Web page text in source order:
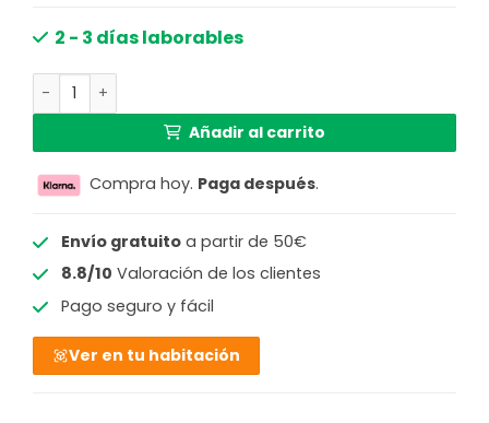
2 - 3 días laborables
Regleta cuatro focos grises Mexlite Gearwood cantidad
Añadir al carrito
Compra hoy. Paga después.
Envío gratuitoa partir de 50€
8.8/10 Valoración de los clientes
Pago seguro y fácil
Ver en tu habitación